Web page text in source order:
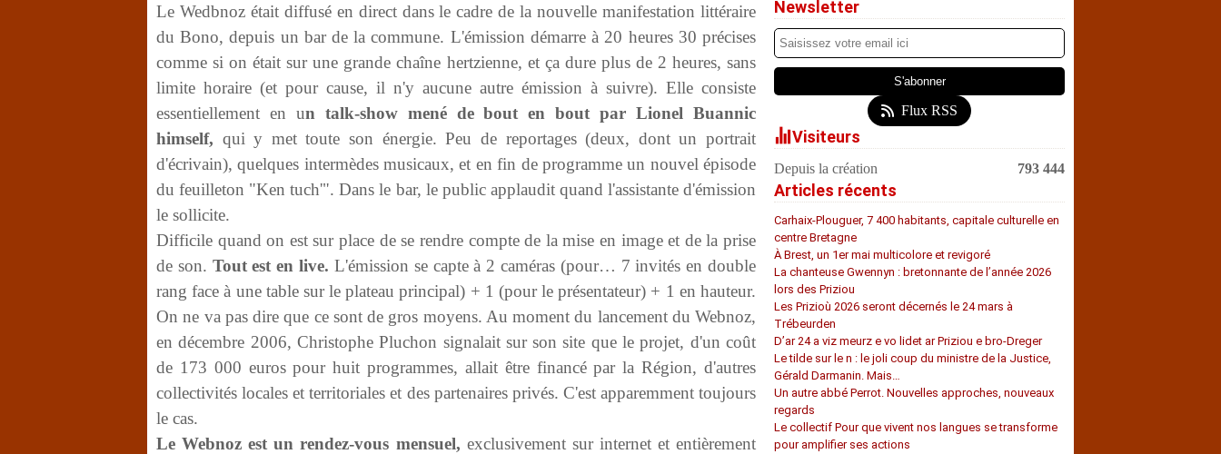
Le Wedbnoz était diffusé en direct dans le cadre de la nouvelle manifestation littéraire
du Bono, depuis un bar de la commune. L'émission démarre à 20 heures 30 précises
comme si on était sur une grande chaîne hertzienne, et ça dure plus de 2 heures, sans
limite horaire (et pour cause, il n'y aucune autre émission à suivre). Elle consiste
essentiellement en un talk-show mené de bout en bout par Lionel Buannic
himself, qui y met toute son énergie. Peu de reportages (deux, dont un portrait
d'écrivain), quelques intermèdes musicaux, et en fin de programme un nouvel épisode
du feuilleton "Ken tuch'". Dans le bar, le public applaudit quand l'assistante d'émission
le sollicite.
Difficile quand on est sur place de se rendre compte de la mise en image et de la prise
de son. Tout est en live. L'émission se capte à 2 caméras (pour… 7 invités en double
rang face à une table sur le plateau principal) + 1 (pour le présentateur) + 1 en hauteur.
On ne va pas dire que ce sont de gros moyens. Au moment du lancement du Webnoz,
en décembre 2006, Christophe Pluchon signalait sur son site que le projet, d'un coût
de 173 000 euros pour huit programmes, allait être financé par la Région, d'autres
collectivités locales et territoriales et des partenaires privés. C'est apparemment toujours
le cas.
Le Webnoz est un rendez-vous mensuel, exclusivement sur internet et entièrement
Newsletter
Flux RSS
Visiteurs
Depuis la création 793 444
Articles récents
Carhaix-Plouguer, 7 400 habitants, capitale culturelle en
centre Bretagne
À Brest, un 1er mai multicolore et revigoré
La chanteuse Gwennyn : bretonnante de l’année 2026
lors des Priziou
Les Prizioù 2026 seront décernés le 24 mars à
Trébeurden
D’ar 24 a viz meurz e vo lidet ar Priziou e bro-Dreger
Le tilde sur le n : le joli coup du ministre de la Justice,
Gérald Darmanin. Mais…
Un autre abbé Perrot. Nouvelles approches, nouveaux
regards
Le collectif Pour que vivent nos langues se transforme
pour amplifier ses actions